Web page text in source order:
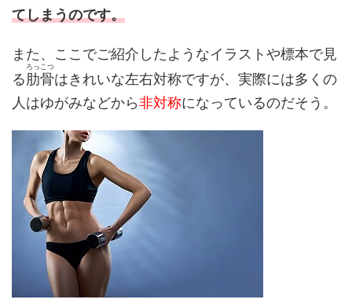
てしまうのです。
また、ここでご紹介したようなイラストや標本で見
る肋骨
ろっこつ
はきれいな左右対称ですが、実際には多くの
人はゆがみなどから非対称になっているのだそう。